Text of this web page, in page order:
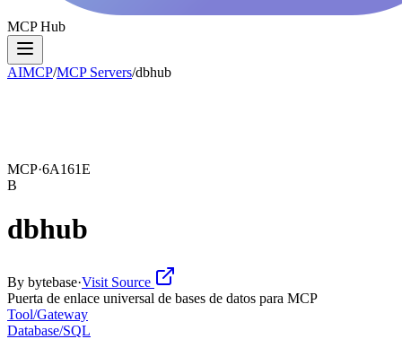
MCP Hub
AIMCP/MCP Servers/dbhub
MCP·6A161E
B
dbhub
By bytebase·Visit Source
Puerta de enlace universal de bases de datos para MCP
Tool/Gateway
Database/SQL